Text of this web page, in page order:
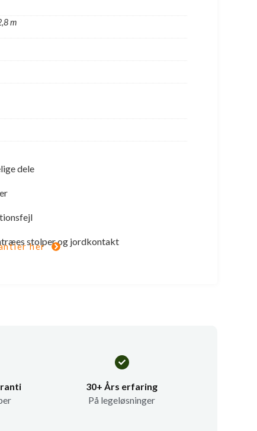
m
dele
stolper og jordkontakt
her
30+ Års erfaring
På legeløsninger